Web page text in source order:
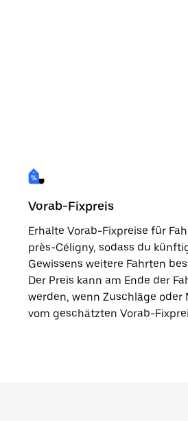
Vorab-Fixpreis
Erhalte Vorab-Fixpreise für
près-Céligny, sodass du
Gewissens weitere Fahrten
Der Preis kann am Ende der
werden, wenn Zuschläge oder
vom geschätzten Vorab-